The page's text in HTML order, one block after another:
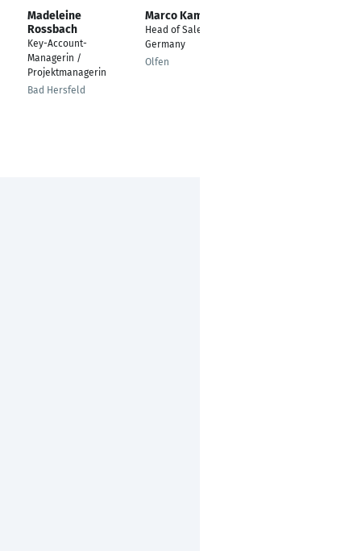
Madeleine
Rossbach
Key-Account-
Managerin /
Projektmanagerin
Bad Hersfeld
Marco Kamps
Head of Sales
Germany
Olfen